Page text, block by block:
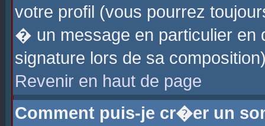
votre profil (vous pourrez
� un message en particulier
signature lors de sa
Revenir en haut de page
Comment puis-je cr�er un